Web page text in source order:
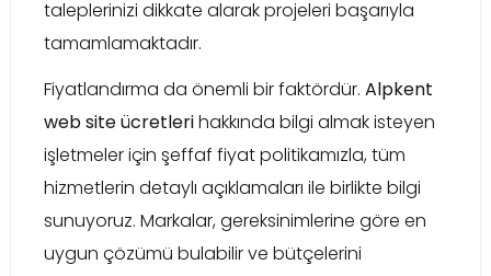
taleplerinizi dikkate alarak projeleri başarıyla
tamamlamaktadır.
Fiyatlandırma da önemli bir faktördür. Alpkent
web site ücretlerihakkında bilgi almak isteyen
işletmeler için şeffaf fiyat politikamızla, tüm
hizmetlerin detaylı açıklamaları ile birlikte bilgi
sunuyoruz. Markalar, gereksinimlerine göre en
uygun çözümü bulabilir ve bütçelerini